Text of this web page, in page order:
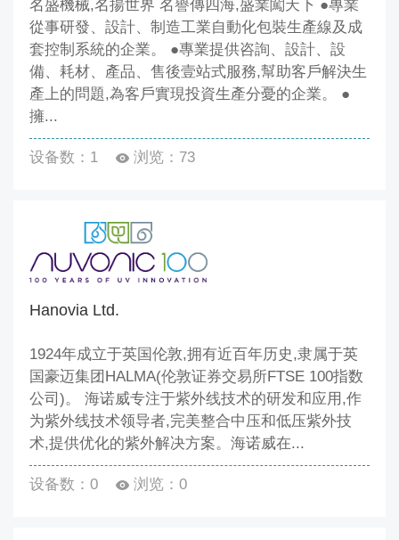
名盛機械,名揚世界 名譽傳四海,盛業闖天下 ●專業
從事研發、設計、制造工業自動化包裝生產線及成
套控制系統的企業。 ●專業提供咨詢、設計、設
備、耗材、產品、售後壹站式服務,幫助客戶解決生
產上的問題,為客戶實現投資生產分憂的企業。 ●
擁...
设备数：1 浏览：73
Hanovia Ltd.
1924年成立于英国伦敦,拥有近百年历史,隶属于英
国豪迈集团HALMA(伦敦证券交易所FTSE 100指数
公司)。 海诺威专注于紫外线技术的研发和应用,作
为紫外线技术领导者,完美整合中压和低压紫外技
术,提供优化的紫外解决方案。海诺威在...
设备数：0 浏览：0